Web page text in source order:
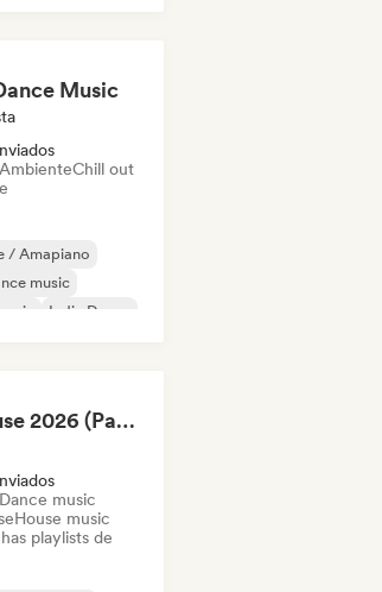
Music
Chill out
/ Amapiano
music
Indie Dance
Beach House 2026 (Paccu)
music
House music
playlists de